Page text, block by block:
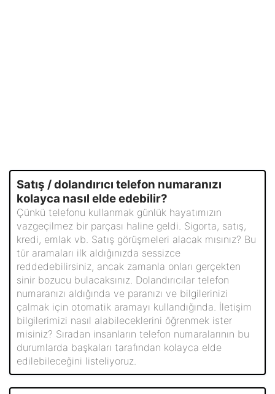
Satış / dolandırıcı telefon numaranızı
kolayca nasıl elde edebilir?
Çünkü telefonu kullanmak günlük hayatımızın
vazgeçilmez bir parçası haline geldi. Sigorta, satış,
kredi, emlak vb. Satış görüşmeleri alacak mısınız? Bu
tür aramaları ilk aldığınızda sessizce
reddedebilirsiniz, ancak zamanla onları gerçekten
sinir bozucu bulacaksınız. Dolandırıcılar telefon
numaranızı aldığında ve paranızı ve bilgilerinizi
çalmak için otomatik aramayı kullandığında. İletişim
bilgilerimizi nasıl alabileceklerini öğrenmek ister
misiniz? Sıradan insanların telefon numaralarının bu
durumlarda başkaları tarafından kolayca elde
edilebileceğini listeliyoruz.